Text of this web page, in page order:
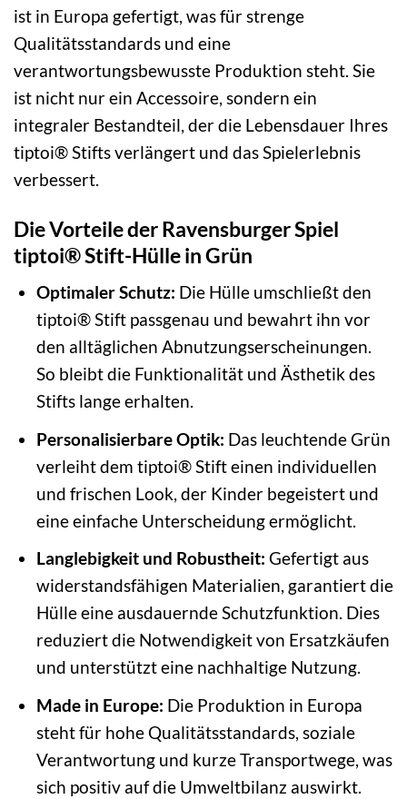
ist in Europa gefertigt, was für strenge
Qualitätsstandards und eine
verantwortungsbewusste Produktion steht. Sie
ist nicht nur ein Accessoire, sondern ein
integraler Bestandteil, der die Lebensdauer Ihres
tiptoi® Stifts verlängert und das Spielerlebnis
verbessert.
Die Vorteile der Ravensburger Spiel
tiptoi® Stift-Hülle in Grün
Optimaler Schutz: Die Hülle umschließt den
tiptoi® Stift passgenau und bewahrt ihn vor
den alltäglichen Abnutzungserscheinungen.
So bleibt die Funktionalität und Ästhetik des
Stifts lange erhalten.
Personalisierbare Optik: Das leuchtende Grün
verleiht dem tiptoi® Stift einen individuellen
und frischen Look, der Kinder begeistert und
eine einfache Unterscheidung ermöglicht.
Langlebigkeit und Robustheit: Gefertigt aus
widerstandsfähigen Materialien, garantiert die
Hülle eine ausdauernde Schutzfunktion. Dies
reduziert die Notwendigkeit von Ersatzkäufen
und unterstützt eine nachhaltige Nutzung.
Made in Europe: Die Produktion in Europa
steht für hohe Qualitätsstandards, soziale
Verantwortung und kurze Transportwege, was
sich positiv auf die Umweltbilanz auswirkt.